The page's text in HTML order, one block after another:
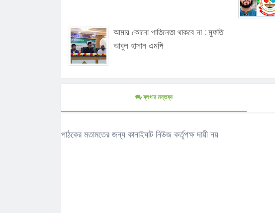
আমার কোনো পাতিনেতা থাকবে না : মুফতি
আবুল হাসান এমপি
ব্লগার মন্তব্য
পাঠকের মতামতের জন্য কানাইঘাট নিউজ কর্তৃপক্ষ দায়ী নয়